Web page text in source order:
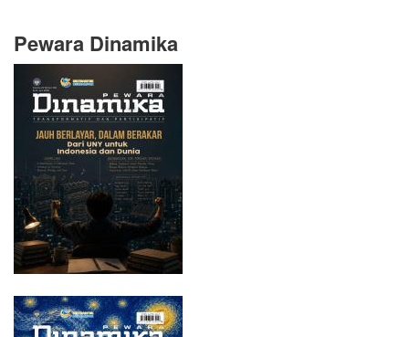
Pewara Dinamika